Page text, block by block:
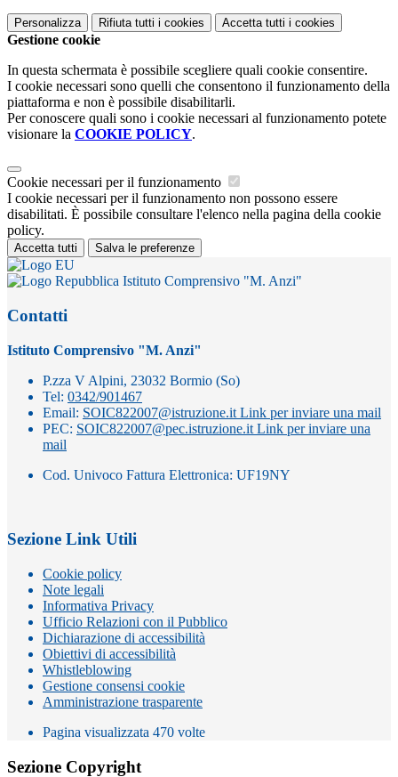
Personalizza Rifiuta tutti i cookies Accetta tutti i cookies
Gestione cookie
In questa schermata è possibile scegliere quali cookie consentire.
I cookie necessari sono quelli che consentono il funzionamento della
piattaforma e non è possibile disabilitarli.
Per conoscere quali sono i cookie necessari al funzionamento potete
visionare la COOKIE POLICY.
Cookie necessari per il funzionamento
I cookie necessari per il funzionamento non possono essere
disabilitati. È possibile consultare l'elenco nella pagina della cookie
policy.
Accetta tutti Salva le preferenze
Istituto Comprensivo "M. Anzi"
Contatti
Istituto Comprensivo "M. Anzi"
P.zza V Alpini, 23032 Bormio (So)
Tel: 0342/901467
Email: SOIC822007@istruzione.it Link per inviare una mail
PEC: SOIC822007@pec.istruzione.it Link per inviare una
mail
Cod. Univoco Fattura Elettronica: UF19NY
Sezione Link Utili
Cookie policy
Note legali
Informativa Privacy
Ufficio Relazioni con il Pubblico
Dichiarazione di accessibilità
Obiettivi di accessibilità
Whistleblowing
Gestione consensi cookie
Amministrazione trasparente
Pagina visualizzata 470 volte
Sezione Copyright